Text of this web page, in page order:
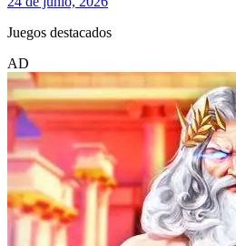
Juegos destacados
AD